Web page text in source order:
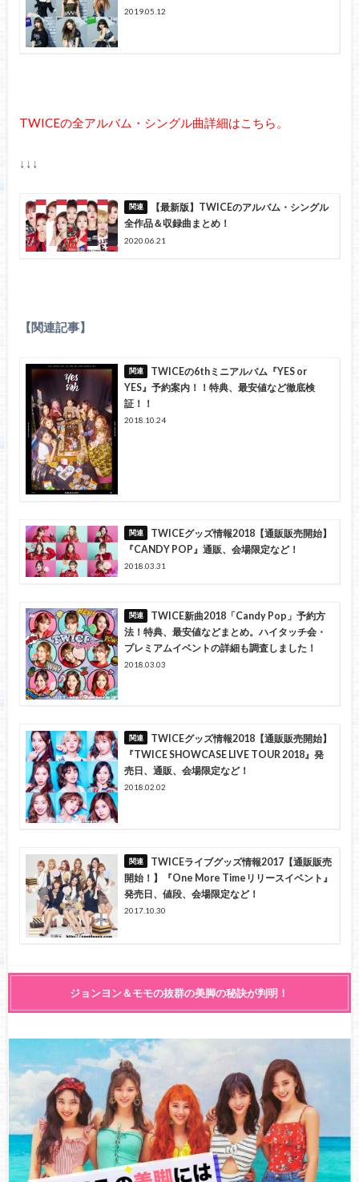
2019.05.12
TWICEの全アルバム・シングル曲詳細はこちら。
↓↓↓
【最新版】TWICEのアルバム・シングル
全作品＆収録曲まとめ！
2020.06.21
【関連記事】
TWICEの6thミニアルバム『YES or
YES』予約案内！！特典、最安値など徹底検
証！！
2018.10.24
TWICEグッズ情報2018【通販販売開始】
『CANDY POP』通販、会場限定など！
2018.03.31
TWICE新曲2018「Candy Pop」予約方
法！特典、最安値などまとめ。ハイタッチ会・
プレミアムイベントの詳細も調査しました！
2018.03.03
TWICEグッズ情報2018【通販販売開始】
『TWICE SHOWCASE LIVE TOUR 2018』発
売日、通販、会場限定など！
2018.02.02
TWICEライブグッズ情報2017【通販販売
開始！】『One More Timeリリースイベント』
発売日、値段、会場限定など！
2017.10.30
ジョンヨン＆モモの抜群の美脚の秘訣が判明！